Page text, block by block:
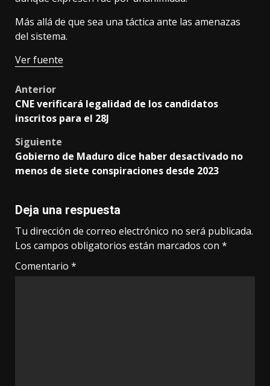
Más allá de que sea una táctica ante las amenazas
del sistema.
Ver fuente
Post
navigation
Anterior
CNE verificará legalidad de los candidatos
inscritos para el 28J
Siguiente
Gobierno de Maduro dice haber desactivado no
menos de siete conspiraciones desde 2023
Deja una respuesta
Tu dirección de correo electrónico no será publicada.
Los campos obligatorios están marcados con *
Comentario *